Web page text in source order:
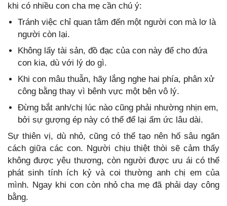
khi có nhiều con cha mẹ cần chú ý:
Tránh việc chỉ quan tâm đến một người con mà lơ là
người còn lại.
Không lấy tài sản, đồ đạc của con này để cho đứa
con kia, dù với lý do gì.
Khi con mâu thuẫn, hãy lắng nghe hai phía, phân xử
công bằng thay vì bênh vực một bên vô lý.
Đừng bắt anh/chị lúc nào cũng phải nhường nhịn em,
bởi sự gượng ép này có thể để lại ấm ức lâu dài.
Sự thiên vị, dù nhỏ, cũng có thể tạo nên hố sâu ngăn
cách giữa các con. Người chịu thiệt thòi sẽ cảm thấy
không được yêu thương, còn người được ưu ái có thể
phát sinh tính ích kỷ và coi thường anh chị em của
mình. Ngay khi con còn nhỏ cha mẹ đã phải dạy công
bằng.